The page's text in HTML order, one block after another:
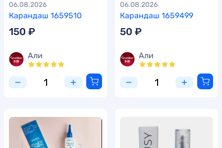
Карандаш 1659510
06.08.2026
150 ₽
Али
Карандаш 1659499
06.08.2026
50 ₽
Али